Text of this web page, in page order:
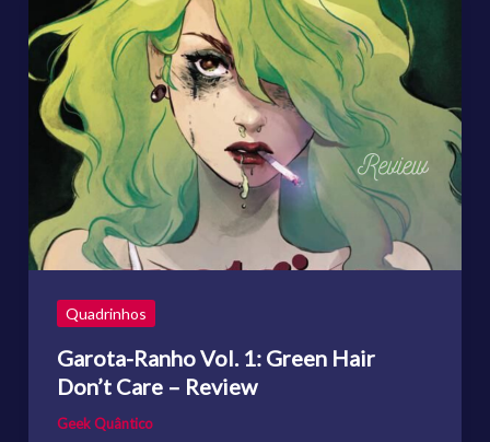
Quadrinhos
Garota-Ranho Vol. 1: Green Hair
Don’t Care – Review
Geek Quântico